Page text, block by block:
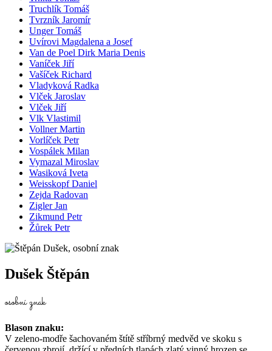
Truchlík Tomáš
Tvrzník Jaromír
Unger Tomáš
Uvírovi Magdalena a Josef
Van de Poel Dirk Maria Denis
Vaníček Jiří
Vašíček Richard
Vladyková Radka
Vlček Jaroslav
Vlček Jiří
Vlk Vlastimil
Vollner Martin
Vorlíček Petr
Vospálek Milan
Vymazal Miroslav
Wasiková Iveta
Weisskopf Daniel
Zejda Radovan
Zigler Jan
Zikmund Petr
Žůrek Petr
Dušek Štěpán
osobní znak
Blason znaku:
V zeleno-modře šachovaném štítě stříbrný medvěd ve skoku s